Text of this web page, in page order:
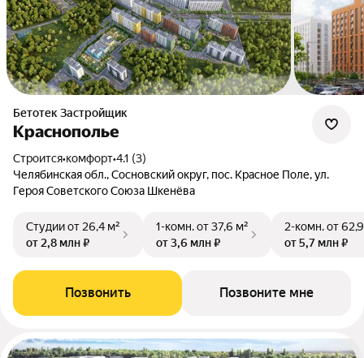
Бетотек Застройщик
Краснополье
Строится•комфорт•4.1 (3)
Челябинская обл., Сосновский округ, пос. Красное Поле, ул.
Героя Советского Союза Шкенёва
Студииот 26,4 м²
от 2,8 млн ₽
1-комн.от 37,6 м²
от 3,6 млн ₽
2-комн.от
от 5,7 млн ₽
Позвонить Позвоните мне